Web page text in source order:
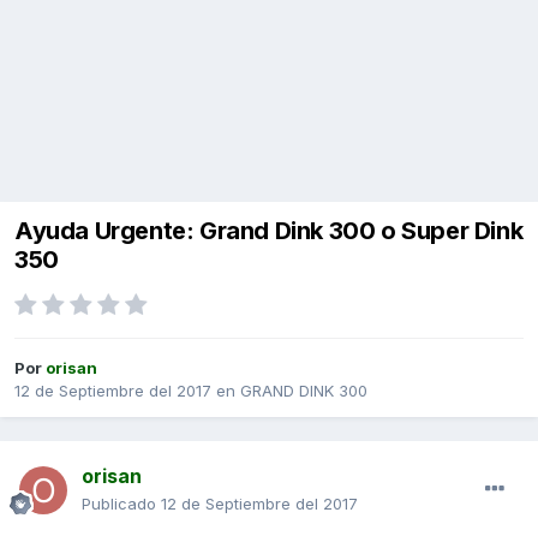
Ayuda Urgente: Grand Dink 300 o Super Dink
350
Por orisan
12 de Septiembre del 2017 en GRAND DINK 300
orisan
Publicado 12 de Septiembre del 2017